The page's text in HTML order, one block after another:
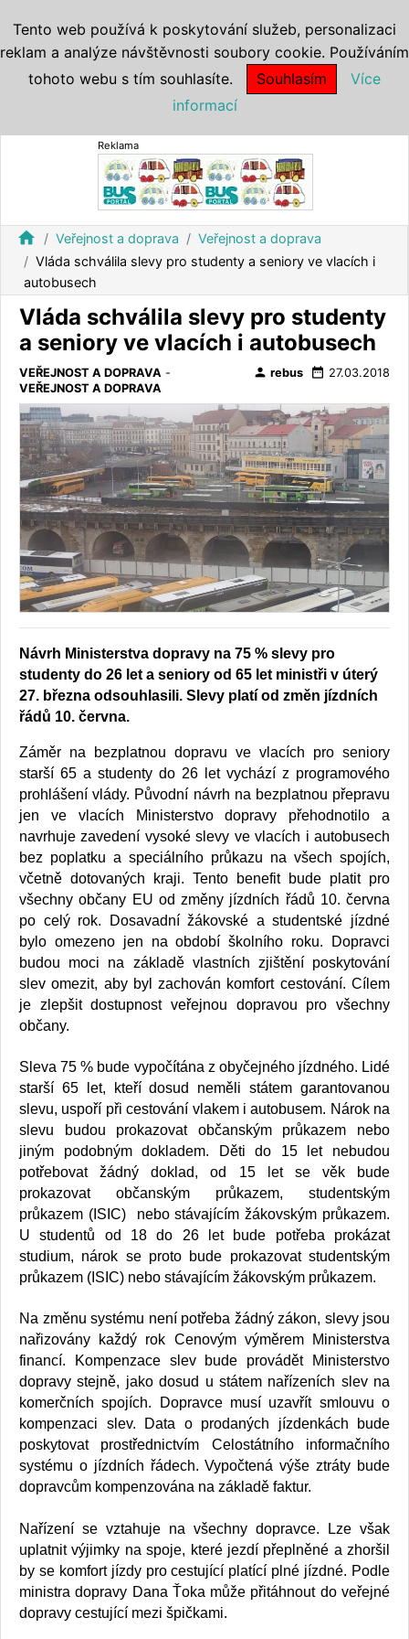
Reklama
home Veřejnost a doprava
Veřejnost a doprava
Vláda schválila slevy pro studenty a seniory ve vlacích i
autobusech
Vláda schválila slevy pro studenty
a seniory ve vlacích i autobusech
VEŘEJNOST A DOPRAVA -
VEŘEJNOST A DOPRAVA
person rebus date_range 27.03.2018
Návrh Ministerstva dopravy na 75 % slevy pro
studenty do 26 let a seniory od 65 let ministři v úterý
27. března odsouhlasili. Slevy platí od změn jízdních
řádů 10. června.
Záměr na bezplatnou dopravu ve vlacích pro seniory
starší 65 a studenty do 26 let vychází z programového
prohlášení vlády. Původní návrh na bezplatnou přepravu
jen ve vlacích Ministerstvo dopravy přehodnotilo a
navrhuje zavedení vysoké slevy ve vlacích i autobusech
bez poplatku a speciálního průkazu na všech spojích,
včetně dotovaných kraji. Tento benefit bude platit pro
všechny občany EU od změny jízdních řádů 10. června
po celý rok. Dosavadní žákovské a studentské jízdné
bylo omezeno jen na období školního roku. Dopravci
budou moci na základě vlastních zjištění poskytování
slev omezit, aby byl zachován komfort cestování. Cílem
je zlepšit dostupnost veřejnou dopravou pro všechny
občany.
Sleva 75 % bude vypočítána z obyčejného jízdného. Lidé
starší 65 let, kteří dosud neměli státem garantovanou
slevu, uspoří při cestování vlakem i autobusem. Nárok na
slevu budou prokazovat občanským průkazem nebo
jiným podobným dokladem. Děti do 15 let nebudou
potřebovat žádný doklad, od 15 let se věk bude
prokazovat občanským průkazem, studentským
průkazem (ISIC) nebo stávajícím žákovským průkazem.
U studentů od 18 do 26 let bude potřeba prokázat
studium, nárok se proto bude prokazovat studentským
průkazem (ISIC) nebo stávajícím žákovským průkazem.
Na změnu systému není potřeba žádný zákon, slevy jsou
nařizovány každý rok Cenovým výměrem Ministerstva
financí. Kompenzace slev bude provádět Ministerstvo
dopravy stejně, jako dosud u státem nařízeních slev na
komerčních spojích. Dopravce musí uzavřít smlouvu o
kompenzaci slev. Data o prodaných jízdenkách bude
poskytovat prostřednictvím Celostátního informačního
systému o jízdních řádech. Vypočtená výše ztráty bude
dopravcům kompenzována na základě faktur.
Nařízení se vztahuje na všechny dopravce. Lze však
uplatnit výjimky na spoje, které jezdí přeplněné a zhoršil
by se komfort jízdy pro cestující platící plné jízdné. Podle
ministra dopravy Dana Ťoka může přitáhnout do veřejné
dopravy cestující mezi špičkami.
Tento web používá k poskytování služeb, personalizaci
reklam a analýze návštěvnosti soubory cookie. Používáním
tohoto webu s tím souhlasíte.
Souhlasím
Více
informací